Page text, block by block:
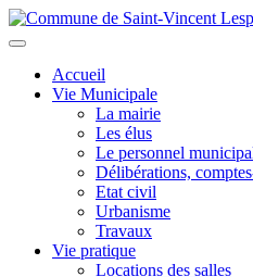
Aller
au
principal
Toggle
navigationAccueil
Vie Municipale
La mairie
Les élus
Le personnel
Délibérations,
Etat civil
Urbanisme
Travaux
Vie pratique
Locations des salles